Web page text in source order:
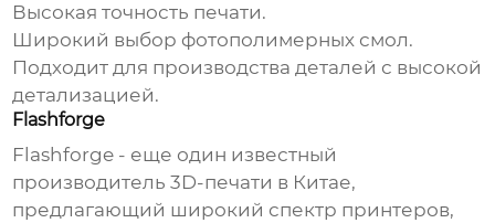
Высокая точность печати.
Широкий выбор фотополимерных смол.
Подходит для производства деталей с высокой
детализацией.
Flashforge
Flashforge - еще один известный
производитель 3D-печати в Китае,
предлагающий широкий спектр принтеров,